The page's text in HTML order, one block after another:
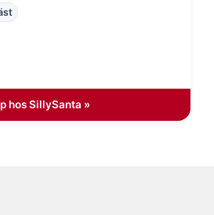
hos SillySanta »